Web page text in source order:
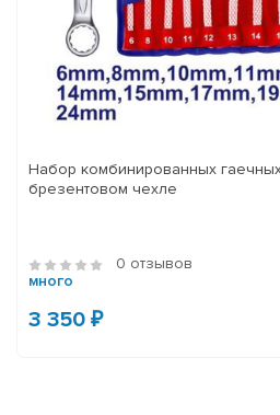
Набор комбинированных
брезентовом чехле
0 отзывов
много
3 350 ₽